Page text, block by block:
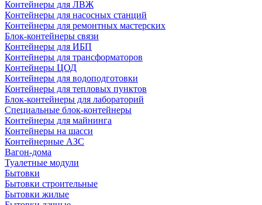
Контейнеры для ЛВЖ
Контейнеры для насосных станций
Контейнеры для ремонтных мастерских
Блок-контейнеры связи
Контейнеры для ИБП
Контейнеры для трансформаторов
Контейнеры ЦОД
Контейнеры для водоподготовки
Контейнеры для тепловых пунктов
Блок-контейнеры для лабораторий
Специальные блок-контейнеры
Контейнеры для майнинга
Контейнеры на шасси
Контейнерные АЗС
Вагон-дома
Туалетные модули
Бытовки
Бытовки строительные
Бытовки жилые